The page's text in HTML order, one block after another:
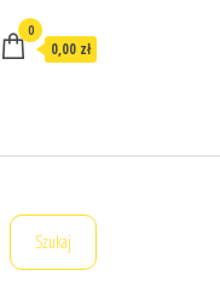
0
0,00 zł
Szukaj